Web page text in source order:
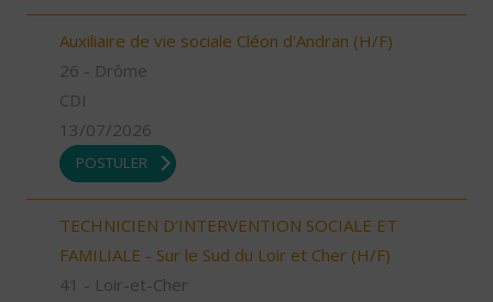
Auxiliaire de vie sociale Cléon d'Andran (H/F)
26 - Drôme
CDI
13/07/2026
POSTULER
TECHNICIEN D’INTERVENTION SOCIALE ET
FAMILIALE - Sur le Sud du Loir et Cher (H/F)
41 - Loir-et-Cher